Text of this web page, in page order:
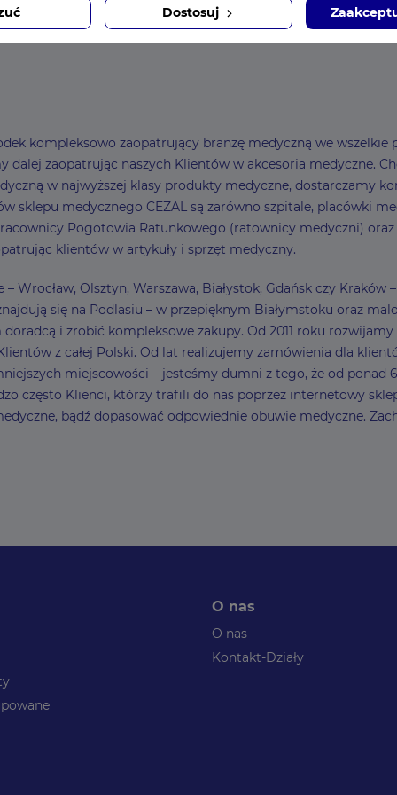
kompleksowo zaopatrujący branżę medyczną we
dalej zaopatrując naszych Klientów w akcesoria medyczne.
w najwyższej klasy produkty medyczne, dostarczamy
medycznego CEZAL są zarówno szpitale, placówki
Pogotowia Ratunkowego (ratownicy medyczni)
klientów w artykuły i sprzęt medyczny.
Wrocław, Olsztyn, Warszawa, Białystok, Gdańsk czy
się na Podlasiu – w przepięknym Białymstoku oraz
i zrobić kompleksowe zakupy. Od 2011 roku
z całej Polski. Od lat realizujemy zamówienia dla
miejscowości – jesteśmy dumni z tego, że od
często Klienci, którzy trafili do nas poprzez internetowy
bądź dopasować odpowiednie obuwie medyczne.
O nas
O nas
Kontakt-Działy
Dostosuj